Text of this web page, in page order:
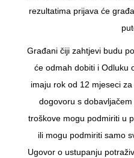
rezultatima prijava će
Građani čiji zahtjevi budu
će odmah dobiti i Odluku
imaju rok od 12 mjeseci
dogovoru s
troškove mogu podmiriti u
ili mogu podmiriti samo
Ugovor o ustupanju